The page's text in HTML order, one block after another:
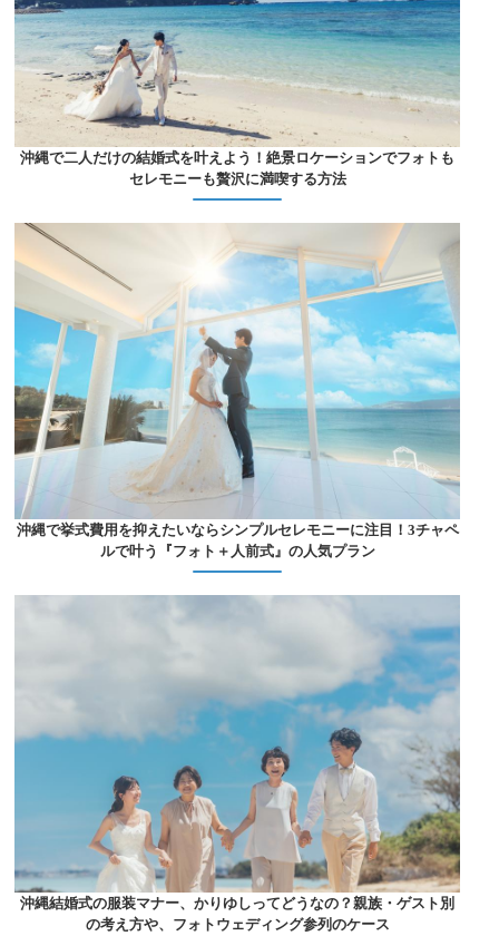
沖縄で二人だけの結婚式を叶えよう！絶景ロケーションでフォトも
セレモニーも贅沢に満喫する方法
沖縄で挙式費用を抑えたいならシンプルセレモニーに注目！3チャペ
ルで叶う『フォト＋人前式』の人気プラン
沖縄結婚式の服装マナー、かりゆしってどうなの？親族・ゲスト別
の考え方や、フォトウェディング参列のケース